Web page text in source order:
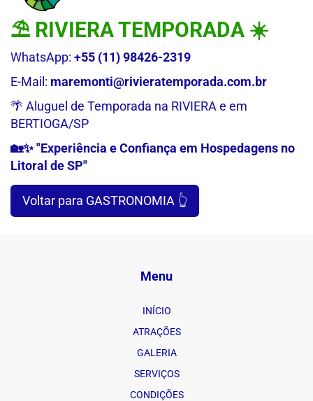
⛱ RIVIERA TEMPORADA ☀️
WhatsApp: +55 (11) 98426-2319
E-Mail: maremonti@rivieratemporada.com.br
🌴 Aluguel de Temporada na RIVIERA e em
BERTIOGA/SP
🏡✨ "Experiência e Confiança em Hospedagens no
Litoral de SP"
Voltar para GASTRONOMIA 👆
Menu
INÍCIO
ATRAÇÕES
GALERIA
SERVIÇOS
CONDIÇÕES